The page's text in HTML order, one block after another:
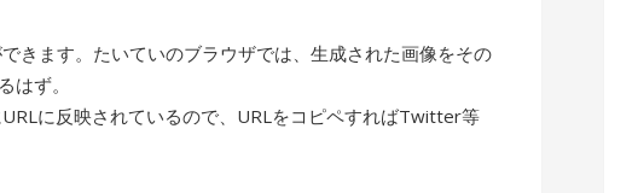
きます。たいていのブラウザでは、生成された画像をその
はず。
に反映されているので、URLをコピペすればTwitter等